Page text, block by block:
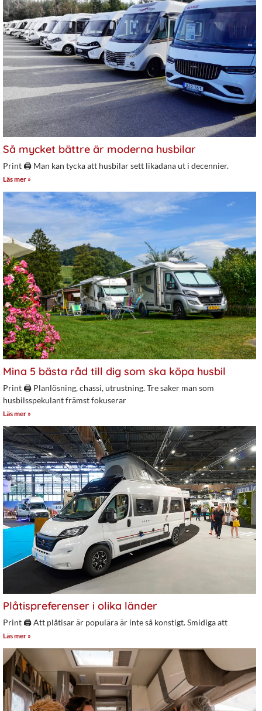
Så mycket bättre är moderna husbilar
Print 🖨 Man kan tycka att husbilar sett likadana ut i decennier.
Läs mer »
Mina 5 bästa råd till dig som ska köpa husbil
Print 🖨 Planlösning, chassi, utrustning. Tre saker man som
husbilsspekulant främst fokuserar
Läs mer »
Plåtispreferenser i olika länder
Print 🖨 Att plåtisar är populära är inte så konstigt. Smidiga att
Läs mer »